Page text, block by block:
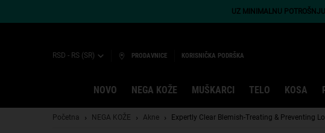
UZ MINIMALNU
RSD - RS (SR) PRODAVNICE KORISNIČKA PODRŠKA
NOVO NEGA KOŽE MUŠKARCI TELO KOSA
Početna NEGA KOŽE Akne Expertly Clear Blemish-Treating & Preventing